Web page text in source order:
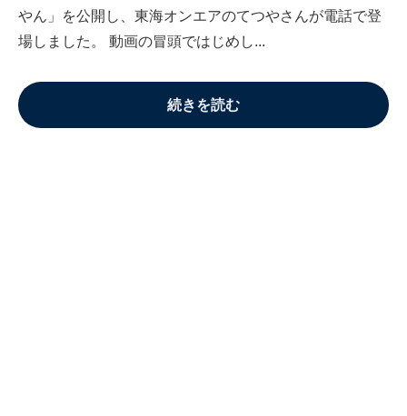
やん」を公開し、東海オンエアのてつやさんが電話で登
場しました。 動画の冒頭ではじめし...
続きを読む